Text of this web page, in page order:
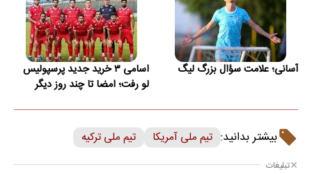
آسانی؛ علامت سؤال بزرگ لیگ
اسامی ۳ خرید جدید پرسپولیس
لو رفت؛ امضا تا چند روز دیگر
بیشتر بدانید: تیم ملی آمریکا تیم ملی ترکیه
تبلیغات